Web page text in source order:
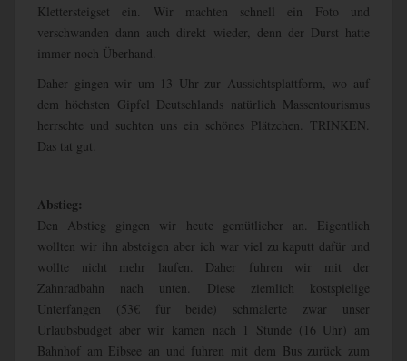
Klettersteigset ein. Wir machten schnell ein Foto und
verschwanden dann auch direkt wieder, denn der Durst hatte
immer noch Überhand.
Daher gingen wir um 13 Uhr zur Aussichtsplattform, wo auf
dem höchsten Gipfel Deutschlands natürlich Massentourismus
herrschte und suchten uns ein schönes Plätzchen. TRINKEN.
Das tat gut.
Abstieg:
Den Abstieg gingen wir heute gemütlicher an. Eigentlich
wollten wir ihn absteigen aber ich war viel zu kaputt dafür und
wollte nicht mehr laufen. Daher fuhren wir mit der
Zahnradbahn nach unten. Diese ziemlich kostspielige
Unterfangen (53€ für beide) schmälerte zwar unser
Urlaubsbudget aber wir kamen nach 1 Stunde (16 Uhr) am
Bahnhof am Eibsee an und fuhren mit dem Bus zurück zum